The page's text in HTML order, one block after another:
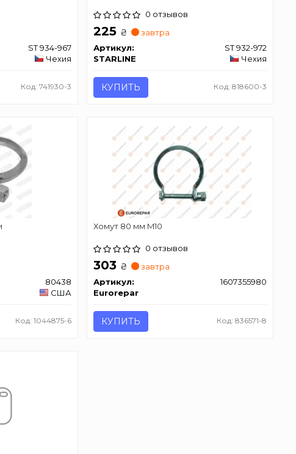
ST 934-967
Чехия
Код: 741930-3
0 отзывов
225 ₴
завтра
Артикул:
ST 932-972
STARLINE
Чехия
КУПИТЬ Код: 818600-3
80438
США
Код: 1044875-6
Хомут 80 мм M10
0 отзывов
303 ₴
завтра
Артикул:
1607355980
Eurorepar
КУПИТЬ Код: 836571-8